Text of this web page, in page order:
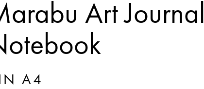
Art Journal
A4